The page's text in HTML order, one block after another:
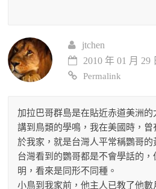
jtchen
2010 年 01 月 29
Permalink
加拉巴哥群島是在貼近赤道美洲的
講到鳥類的學鳴，我在美國時，
於我家，就是台灣人平常稱鸚哥
台灣看到的鸚哥都是不會學話的
明，看來是同形不同種。
小鳥到我家前，他主人已教了他數